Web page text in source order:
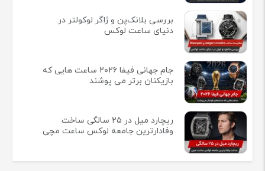
بررسی بلانک‌پن و ژاگر لوکولتر در
دنیای ساعت لوکس
جام جهانی فیفا ۲۰۲۶ ساعت هایی که
بازیکنان برتر می پوشند
ریچارد میل در ۲۵ سالگی ساخت
وفادارترین جامعه لوکس ساعت مچی